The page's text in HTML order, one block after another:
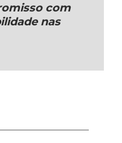
com
nas